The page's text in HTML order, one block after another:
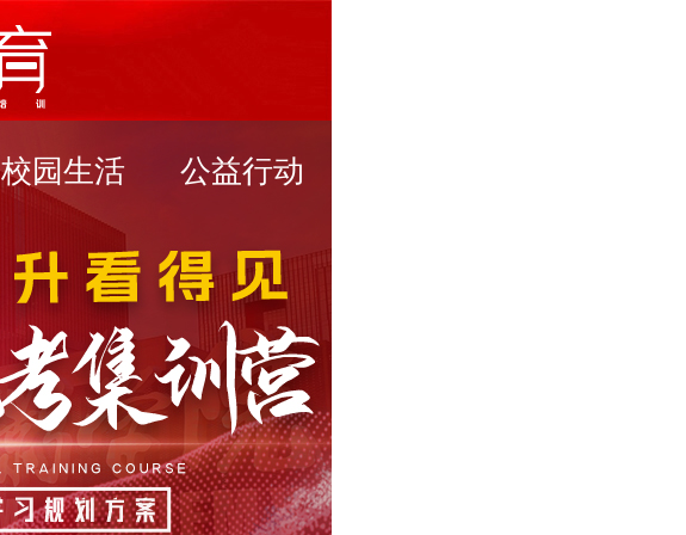
校园生活 公益行动
2026年艺考中影人教育音乐方向获得 中传合格证45张，中戏合格证11张，浙传合格证24张
中影人教育2026年中国传媒大学获得116张合格证，播音与主持专业摘得36张，占中传全国合格证1/8.